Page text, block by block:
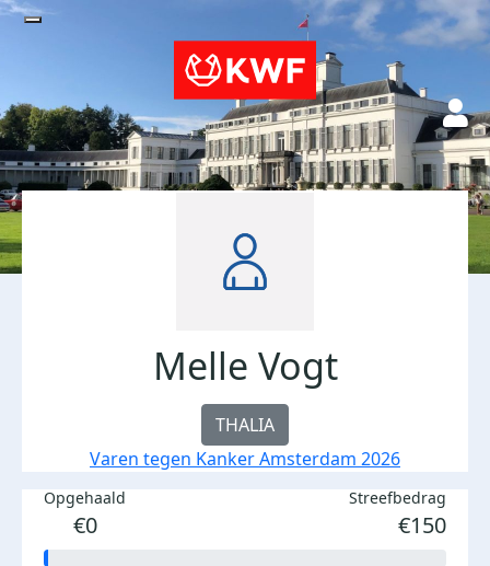
Melle Vogt
THALIA
Varen tegen Kanker Amsterdam 2026
Opgehaald
€0
Streefbedrag
€150